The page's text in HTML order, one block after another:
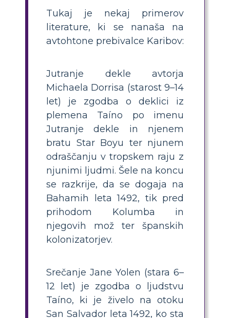
Tukaj je nekaj primerov
literature, ki se nanaša na
avtohtone prebivalce Karibov:
Jutranje dekle avtorja
Michaela Dorrisa (starost 9–14
let) je zgodba o deklici iz
plemena Taíno po imenu
Jutranje dekle in njenem
bratu Star Boyu ter njunem
odraščanju v tropskem raju z
njunimi ljudmi. Šele na koncu
se razkrije, da se dogaja na
Bahamih leta 1492, tik pred
prihodom Kolumba in
njegovih mož ter španskih
kolonizatorjev.
Srečanje Jane Yolen (stara 6–
12 let) je zgodba o ljudstvu
Taíno, ki je živelo na otoku
San Salvador leta 1492, ko sta